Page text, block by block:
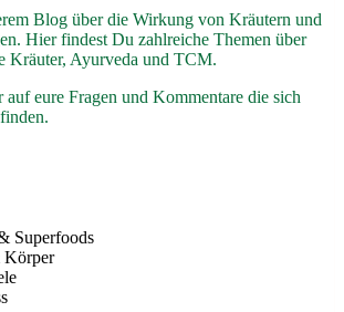
Blog über die Wirkung von Kräutern und
Hier findest Du zahlreiche Themen über
Kräuter, Ayurveda und TCM.
eure Fragen und Kommentare die sich
Superfoods
Körper